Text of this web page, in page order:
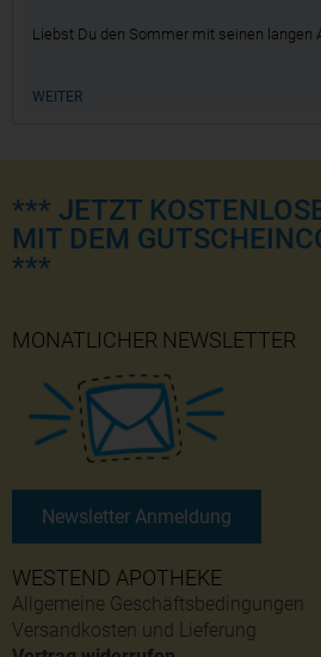
Liebst Du den Sommer mit seinen langen
WEITER
*** JETZT
MIT DEM
***
WESTEND APOTHEKE
Allgemeine Geschäftsbedingungen
Versandkosten und Lieferung
MONATLICHER NEWSLETTER
Newsletter Anmeldung